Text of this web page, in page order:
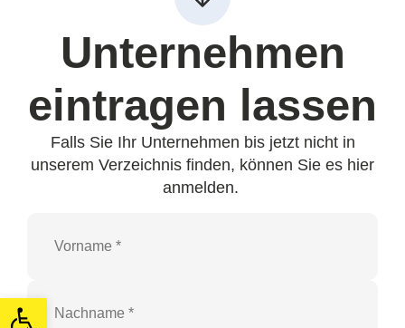
Open toolbar
Unternehmen
eintragen lassen
Falls Sie Ihr Unternehmen bis jetzt nicht in
unserem Verzeichnis finden, können Sie es hier
anmelden.